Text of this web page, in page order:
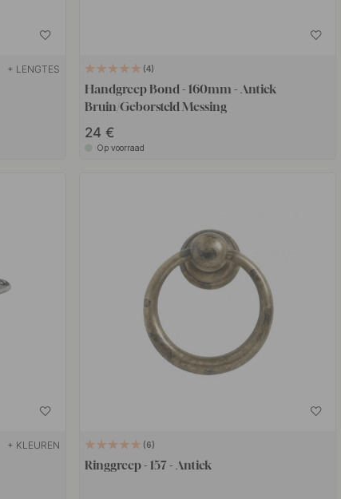
+ LENGTES 4
Handgreep Bond - 160mm - Antiek
Bruin/Geborsteld Messing
24 €
Op voorraad
+ KLEUREN 6
Ringgreep - 157 - Antiek